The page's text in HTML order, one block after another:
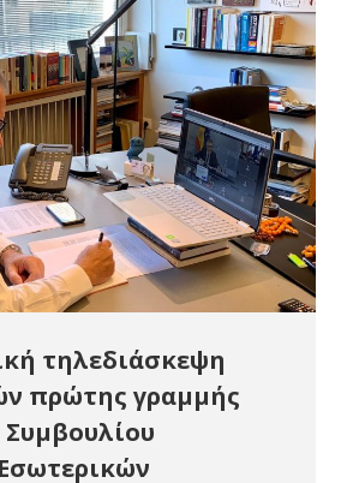
τηλεδιάσκεψη
πρώτης γραμμής
Συμβουλίου